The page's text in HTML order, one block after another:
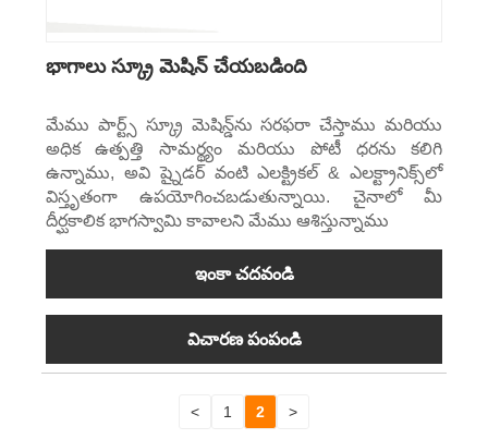
భాగాలు స్క్రూ మెషిన్ చేయబడింది
మేము పార్ట్స్ స్క్రూ మెషిన్డ్‌ను సరఫరా చేస్తాము మరియు
అధిక ఉత్పత్తి సామర్థ్యం మరియు పోటీ ధరను కలిగి
ఉన్నాము, అవి ష్నైడర్ వంటి ఎలక్ట్రికల్ & ఎలక్ట్రానిక్స్‌లో
విస్తృతంగా ఉపయోగించబడుతున్నాయి. చైనాలో మీ
దీర్ఘకాలిక భాగస్వామి కావాలని మేము ఆశిస్తున్నాము
ఇంకా చదవండి
విచారణ పంపండి
< 1 2 >